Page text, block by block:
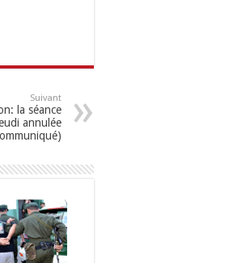
Suivant
la séance
annulée